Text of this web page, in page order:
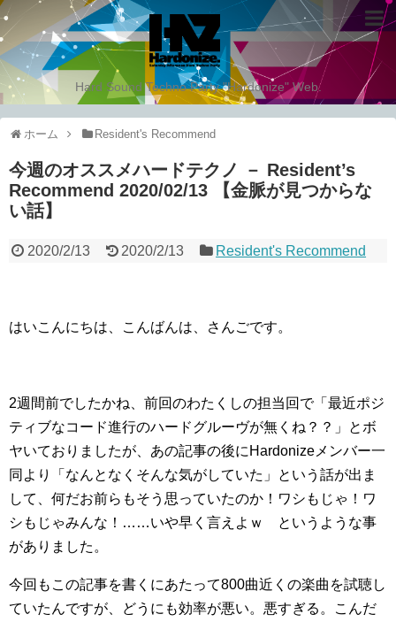
Hard Sound Techno Party "Hardonize" Web.
ホーム Resident's Recommend
今週のオススメハードテクノ － Resident’s
Recommend 2020/02/13 【金脈が見つからな
い話】
2020/2/13 2020/2/13 Resident's Recommend
はいこんにちは、こんばんは、さんごです。
2週間前でしたかね、前回のわたくしの担当回で「最近ポジ
ティブなコード進行のハードグルーヴが無くね？？」とボ
ヤいておりましたが、あの記事の後にHardonizeメンバー一
同より「なんとなくそんな気がしていた」という話が出ま
して、何だお前らもそう思っていたのか！ワシもじゃ！ワ
シもじゃみんな！……いや早く言えよｗ というような事
がありました。
今回もこの記事を書くにあたって800曲近くの楽曲を試聴し
ていたんですが、どうにも効率が悪い。悪すぎる。こんだ